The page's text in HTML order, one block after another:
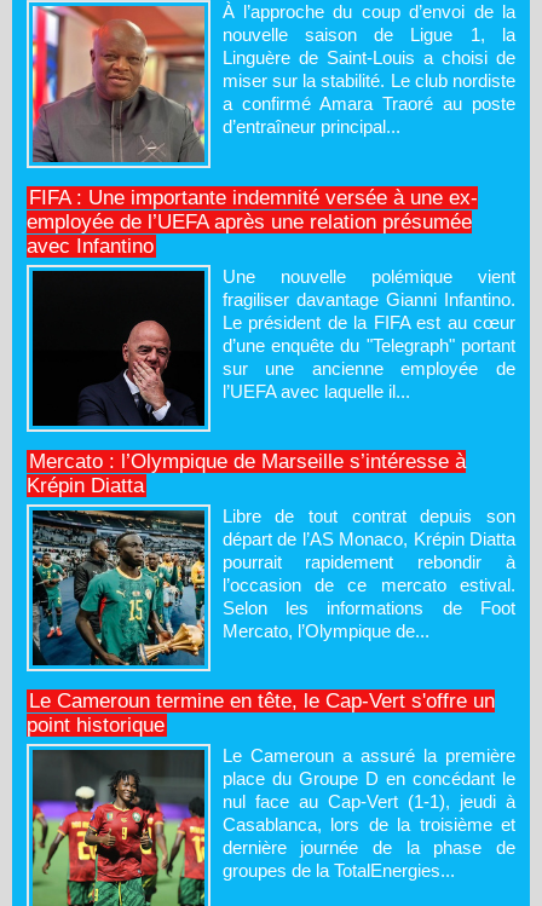
À l’approche du coup d’envoi de la
nouvelle saison de Ligue 1, la
Linguère de Saint-Louis a choisi de
miser sur la stabilité. Le club nordiste
a confirmé Amara Traoré au poste
d’entraîneur principal...
FIFA : Une importante indemnité versée à une ex-
employée de l’UEFA après une relation présumée
avec Infantino
Une nouvelle polémique vient
fragiliser davantage Gianni Infantino.
Le président de la FIFA est au cœur
d’une enquête du "Telegraph" portant
sur une ancienne employée de
l’UEFA avec laquelle il...
Mercato : l’Olympique de Marseille s’intéresse à
Krépin Diatta
Libre de tout contrat depuis son
départ de l’AS Monaco, Krépin Diatta
pourrait rapidement rebondir à
l’occasion de ce mercato estival.
Selon les informations de Foot
Mercato, l’Olympique de...
Le Cameroun termine en tête, le Cap-Vert s'offre un
point historique
Le Cameroun a assuré la première
place du Groupe D en concédant le
nul face au Cap-Vert (1-1), jeudi à
Casablanca, lors de la troisième et
dernière journée de la phase de
groupes de la TotalEnergies...